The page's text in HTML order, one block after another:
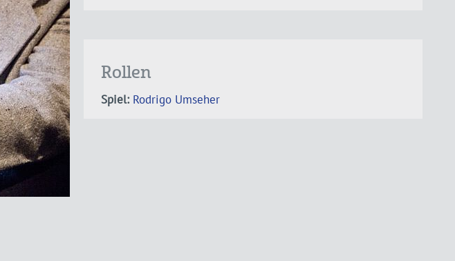
Rollen
Spiel: Rodrigo Umseher